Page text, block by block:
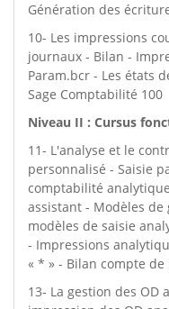
Génération des
10- Les impressions
journaux - Bilan -
Param.bcr - Les états
Sage Comptabilité 100
Niveau II : Cursus
11- L'analyse et le
personnalisé - Saisie
comptabilité
assistant - Modèles
modèles de saisie
- Impressions
« * » - Bilan compte
13- La gestion des